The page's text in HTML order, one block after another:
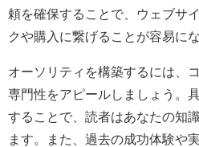
頼を確保することで、ウェブサ
クや購入に繋げることが容易にな
オーソリティを構築するには、
専門性をアピールしましょう。
することで、読者はあなたの知
ます。また、過去の成功体験や